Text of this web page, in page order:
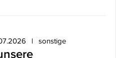
sonstige